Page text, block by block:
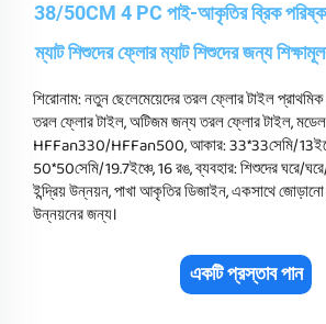
38/50CM 4 PC পাই-আকৃতির ব্রিক
ম্যাট শিশুদের ফ্লোর ম্যাট শিশুদের জন্য
শিরোনাম: নতুন ছেলেমেয়েদের তরল ফ্লোর টাইল
তরল ফ্লোর টাইল, অটিজম জন্য তরল ফ্লোর টাইল,
HFFan330/HFFan500, আকার: 33*33সেমি/
50*50সেমি/19.7ইঞ্চে, 16 রঙ, ব্যবহার: শিশুদের ঘরে/ঘরে/
ইন্দ্রিয় উন্নয়ন, পাখা আকৃতির ডিজাইন, একসাথে জোড়ানো
উন্নয়নের জন্য।
একটি প্রস্তাব পান